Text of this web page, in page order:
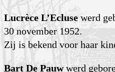
Lucrèce L’Eclusewerd
30 november 1952.
Zij is bekend voor haar
Bart De Pauwwerd